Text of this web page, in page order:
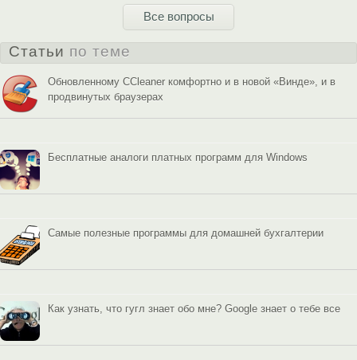
Все вопросы
Статьи по теме
Обновленному CCleaner комфортно и в новой «Винде», и в
продвинутых браузерах
Бесплатные аналоги платных программ для Windows
Самые полезные программы для домашней бухгалтерии
Как узнать, что гугл знает обо мне? Google знает о тебе все